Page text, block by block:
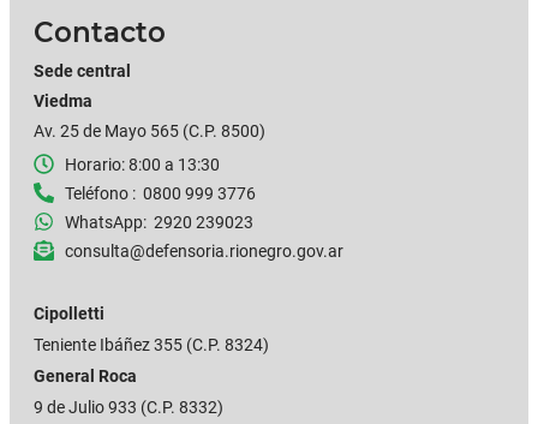
Contacto
Sede central
Viedma
Av. 25 de Mayo 565 (C.P. 8500)
Horario: 8:00 a 13:30
Teléfono : 0800 999 3776
WhatsApp: 2920 239023
consulta@defensoria.rionegro.gov.ar
Cipolletti
Teniente Ibáñez 355 (C.P. 8324)
General Roca
9 de Julio 933 (C.P. 8332)